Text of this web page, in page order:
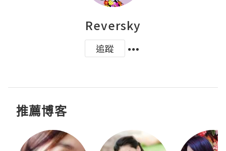
Reversky
追蹤
推薦博客